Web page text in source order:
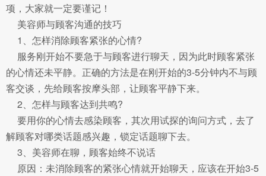
项，大家就一定要谨记！
美容师与顾客沟通的技巧
1、怎样消除顾客紧张的心情?
服务刚开始不要急于与顾客进行聊天，因为此时顾客紧张
的心情还未平静。正确的方法是在刚开始的3-5分钟内不与顾
客交谈，先给顾客按摩头部，让顾客平静下来。
2、怎样与顾客达到共鸣?
要用你的心情去感染顾客，其次用试探的询问方式，去了
解顾客对哪类话题感兴趣，锁定话题聊下去。
3、美容师在聊，顾客始终不说话
原因：未消除顾客的紧张心情就开始聊天，应该在开始3-5